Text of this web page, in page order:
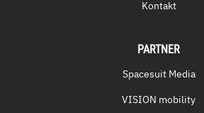
Kontakt
PARTNER
Spacesuit Media
VISION mobility